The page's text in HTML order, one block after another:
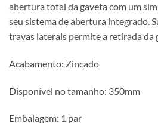
abertura total da gaveta com um
seu sistema de abertura integrado.
travas laterais permite a retirada da
Acabamento: Zincado
Disponível no tamanho: 350mm
Embalagem: 1 par